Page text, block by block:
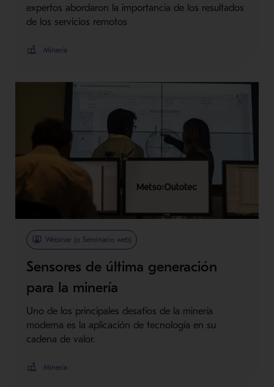
expertos abordaron la importancia de los resultados
de los servicios remotos
Minería
Webinar (o Seminario web)
Sensores de última generación
para la minería
Uno de los principales desafíos de la minería
moderna es la aplicación de tecnología en su
cadena de valor.
Minería